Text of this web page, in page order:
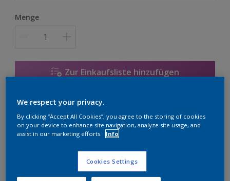
12,5 l
Menge
Zur Einkaufsliste hinzufügen
Einen Händler finden
Zu Projekt hinzufügen
We respect your privacy.
By clicking “Accept All Cookies”, you agree to the storing of cookies
on your device to enhance site navigation, analyze site usage, and
assist in our marketing efforts.
Info
Cookies Settings